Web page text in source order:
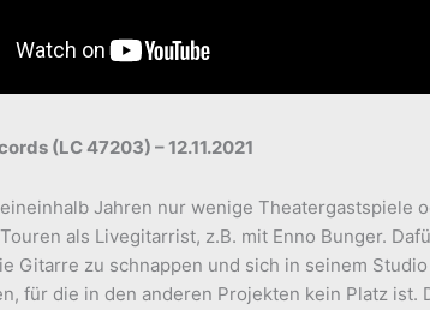
(LC 47203) – 12.11.2021
Jahren nur wenige Theatergastspiele
als Livegitarrist, z.B. mit Enno Bunger.
Gitarre zu schnappen und sich in seinem
für die in den anderen Projekten kein Platz ist.